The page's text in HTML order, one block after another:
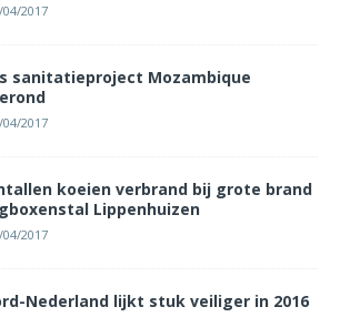
04/2017
sanitatieproject Mozambique
04/2017
koeien verbrand bij grote brand
Lippenhuizen
04/2017
Nederland lijkt stuk veiliger in 2016